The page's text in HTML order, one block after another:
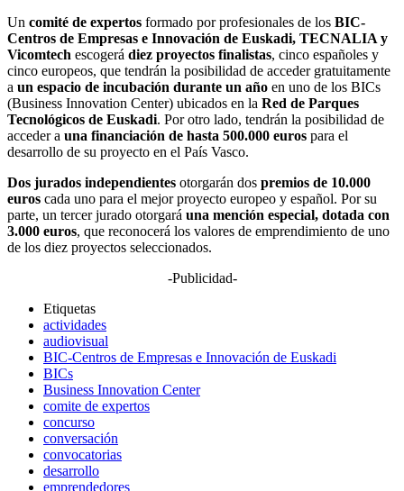
Un comité de expertos formado por profesionales de los BIC-
Centros de Empresas e Innovación de Euskadi, TECNALIA y
Vicomtech escogerá diez proyectos finalistas, cinco españoles y
cinco europeos, que tendrán la posibilidad de acceder gratuitamente
a un espacio de incubación durante un año en uno de los BICs
(Business Innovation Center) ubicados en la Red de Parques
Tecnológicos de Euskadi. Por otro lado, tendrán la posibilidad de
acceder a una financiación de hasta 500.000 euros para el
desarrollo de su proyecto en el País Vasco.
Dos jurados independientes otorgarán dos premios de 10.000
euros cada uno para el mejor proyecto europeo y español. Por su
parte, un tercer jurado otorgará una mención especial, dotada con
3.000 euros, que reconocerá los valores de emprendimiento de uno
de los diez proyectos seleccionados.
-Publicidad-
Etiquetas
actividades
audiovisual
BIC-Centros de Empresas e Innovación de Euskadi
BICs
Business Innovation Center
comite de expertos
concurso
conversación
convocatorias
desarrollo
emprendedores